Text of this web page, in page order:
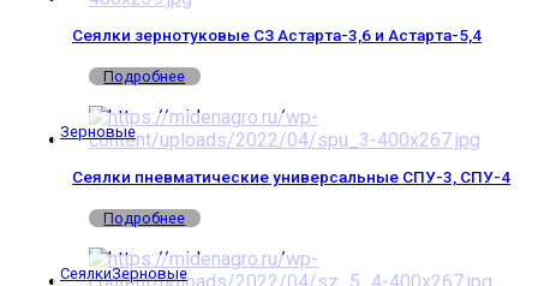
Сеялки зернотуковые СЗ Астарта-3,6 и Астарта-5,4
Подробнее
Зерновые
Сеялки пневматические универсальные СПУ-3, СПУ-4
Подробнее
СеялкиЗерновые